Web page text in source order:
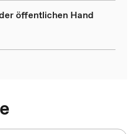
öffentlichen Hand